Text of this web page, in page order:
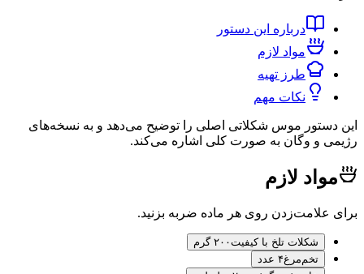
درباره این دستور
مواد لازم
طرز تهیه
نکات مهم
موس شکلاتی اصلی را توضیح می‌دهد و به نسخه‌های
و وگان به صورت کلی اشاره می‌کند.
لازم
روی هر ماده ضربه بزنید.
شکلات تلخ با کیفیت ۲۰۰ گرم
تخم‌مرغ
۴ عدد